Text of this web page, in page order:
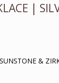
|
&